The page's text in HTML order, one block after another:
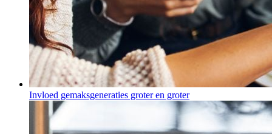
Invloed gemaksgeneraties groter en groter